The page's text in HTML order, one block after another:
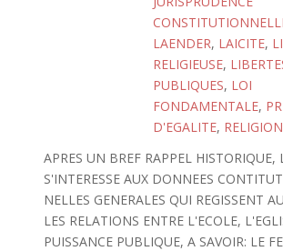
LAENDER, LAICITE,
RELIGIEUSE,
PUBLIQUES, LOI
FONDAMENTALE,
D'EGALITE, RELIGION
APRES UN BREF RAPPEL HISTORIQUE,
S'INTERESSE AUX DONNEES
NELLES GENERALES QUI REGISSENT
LES RELATIONS ENTRE L'ECOLE,
PUISSANCE PUBLIQUE, A SAVOIR: LE